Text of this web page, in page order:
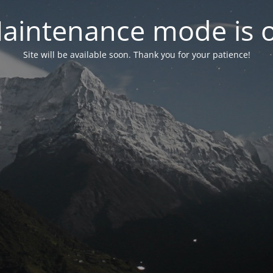
mode is
Site will be available soon. Thank you for your patience!